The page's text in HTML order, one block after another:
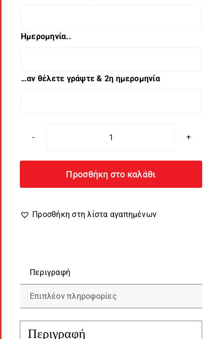
Ημερομηνία..
…αν θέλετε γράψτε & 2η ημερομηνία
Μαξιλάρι
Προσθήκη στο καλάθι
Προσθήκη στη λίστα αγαπημένων
Περιγραφή
Επιπλέον πληροφορίες
Περιγραφή